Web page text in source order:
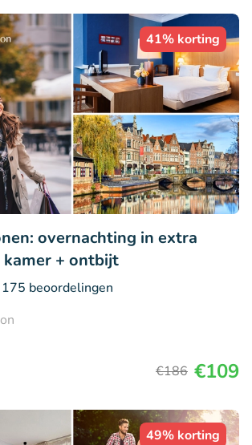
41% korting
overnachting in extra
+ ontbijt
175 beoordelingen
€186 €109
49% korting